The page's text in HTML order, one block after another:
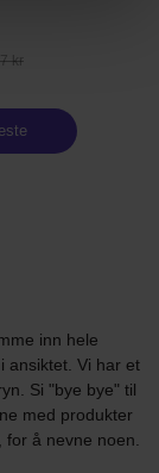
kr
inn hele
ansiktet. Vi har et
Si "bye bye" til
med produkter
å nevne noen.